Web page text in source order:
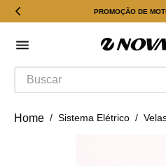
PROMOÇÃO DE
Buscar
Sistema Elétrico